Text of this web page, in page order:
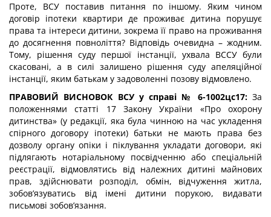
Проте, ВСУ поставив питання по іншому. Яким чином
договір іпотеки квартири де проживає дитина порушує
права та інтереси дитини, зокрема її право на проживання
до досягнення повноліття? Відповідь очевидна – жодним.
Тому, рішення суду першої інстанції, ухвала ВССУ були
скасовані, а в силі залишено рішення суду апеляційної
інстанції, яким батькам у задоволенні позову відмовлено.
ПРАВОВИЙ ВИСНОВОК ВСУ у справі № 6-1002цс17: За
положеннями статті 17 Закону України «Про охорону
дитинства» (у редакції, яка була чинною на час укладення
спірного договору іпотеки) батьки не мають права без
дозволу органу опіки і піклування укладати договори, які
підлягають нотаріальному посвідченню або спеціальній
реєстрації, відмовлятись від належних дитині майнових
прав, здійснювати розподіл, обмін, відчуження житла,
зобов’язуватись від імені дитини порукою, видавати
письмові зобов’язання.